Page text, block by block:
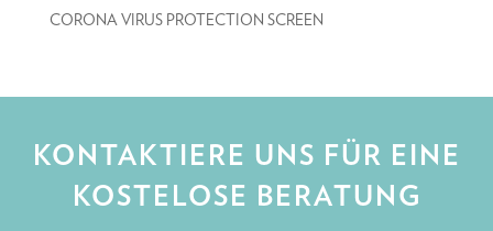
CORONA VIRUS PROTECTION SCREEN
KONTAKTIERE UNS FÜR EINE
KOSTELOSE BERATUNG